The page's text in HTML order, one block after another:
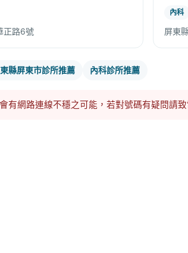
正路6號
內科
屏東
縣屏東市診所推薦 內科診所推薦
有網路連線不穩之可能，若對號碼有疑問請致